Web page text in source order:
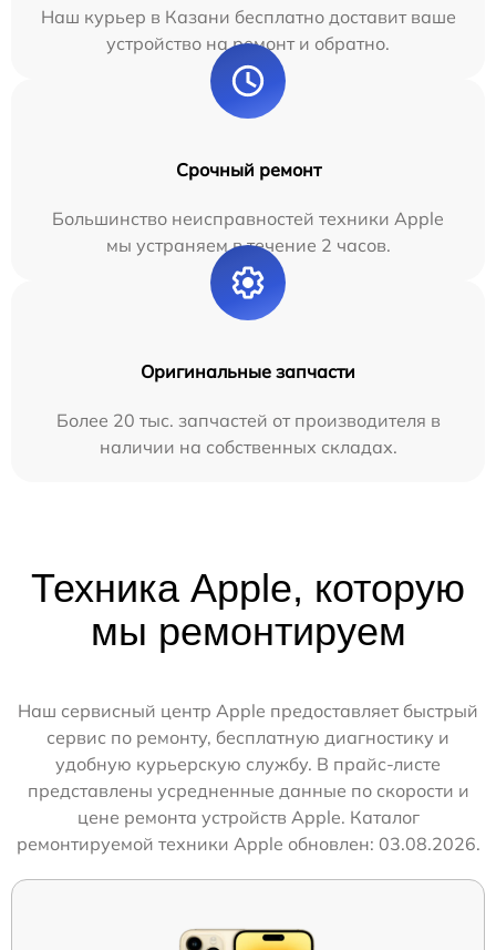
Наш курьер в Казани бесплатно доставит ваше
устройство на ремонт и обратно.
Срочный ремонт
Большинство неисправностей техники Apple
мы устраняем в течение 2 часов.
Оригинальные запчасти
Более 20 тыс. запчастей от производителя в
наличии на собственных складах.
Техника Apple, которую
мы ремонтируем
Наш сервисный центр Apple предоставляет быстрый
сервис по ремонту, бесплатную диагностику и
удобную курьерскую службу. В прайс-листе
представлены усредненные данные по скорости и
цене ремонта устройств Apple. Каталог
ремонтируемой техники Apple обновлен: 03.08.2026.